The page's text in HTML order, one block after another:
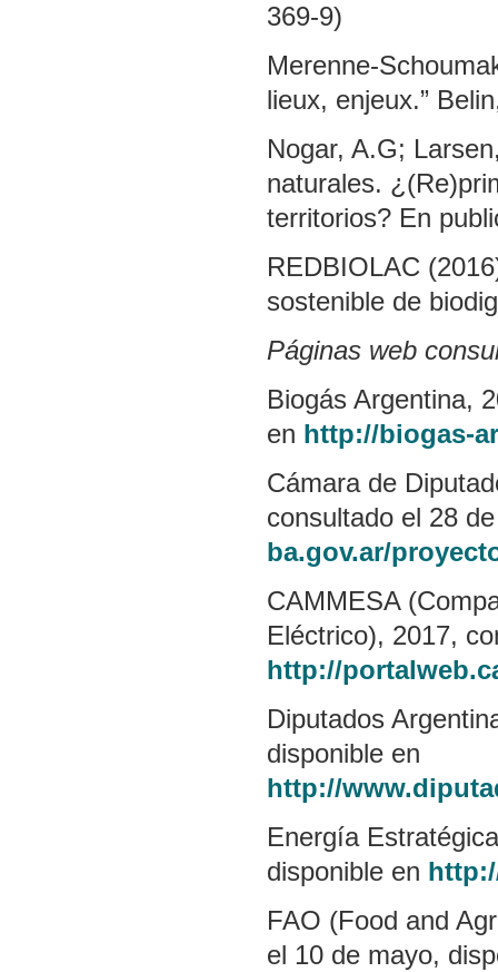
369-9)
Merenne-
lieux, enjeux.”
Nogar, A.G;
naturales.
territorios? En
REDBIOLAC
sostenible de
Páginas web
Biogás Argentina,
en http://biogas-
Cámara de
consultado el 28
ba.gov.ar/
CAMMESA
Eléctrico), 2017,
http://
Diputados
disponible en
http://
Energía
disponible en
FAO (Food and
el 10 de mayo,